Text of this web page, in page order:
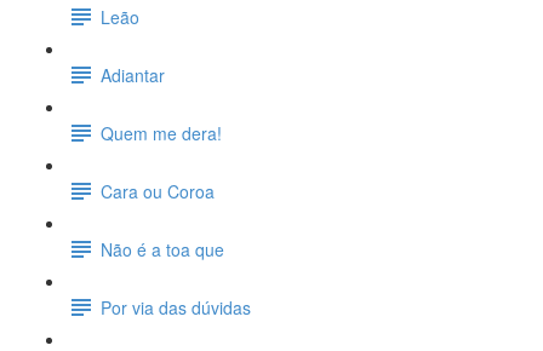
Leão
Adiantar
Quem me dera!
Cara ou Coroa
Não é a toa que
Por via das dúvidas